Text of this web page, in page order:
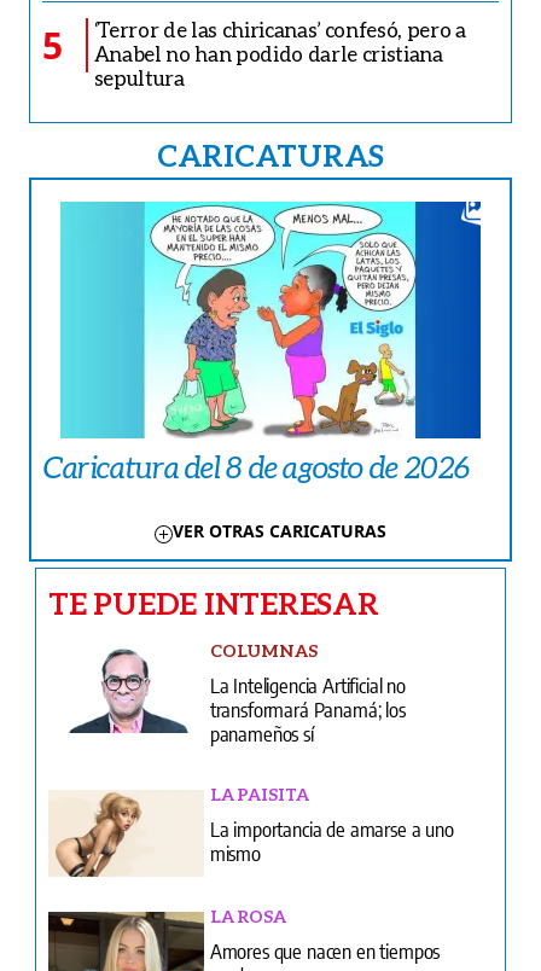
5
‘Terror de las chiricanas’ confesó, pero a
Anabel no han podido darle cristiana
sepultura
CARICATURAS
Caricatura del 8 de agosto de 2026
VER OTRAS CARICATURAS
TE PUEDE INTERESAR
COLUMNAS
La Inteligencia Artificial no
transformará Panamá; los
panameños sí
LA PAISITA
La importancia de amarse a uno
mismo
LA ROSA
Amores que nacen en tiempos